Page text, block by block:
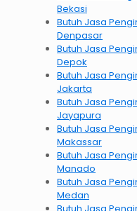
Bekasi
Butuh Jasa
Denpasar
Butuh Jasa
Depok
Butuh Jasa
Jakarta
Butuh Jasa
Jayapura
Butuh Jasa
Makassar
Butuh Jasa
Manado
Butuh Jasa
Medan